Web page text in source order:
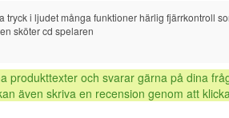
tryck i ljudet många funktioner härlig fjärrkontroll
sköter cd spelaren
produkttexter och svarar gärna på dina
även skriva en recension genom att